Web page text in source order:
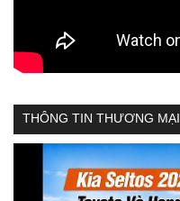
THÔNG TIN THƯƠNG MẠI